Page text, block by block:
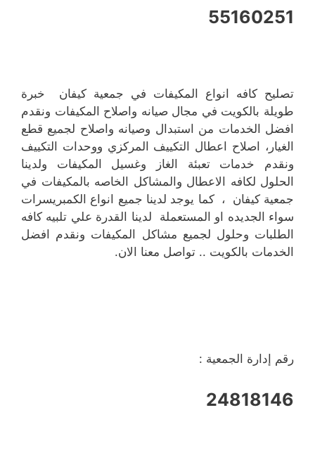
55160251
تصليح كافه انواع المكيفات في جمعية كيفان خبرة
طويلة بالكويت في مجال صيانه واصلاح المكيفات ونقدم
افضل الخدمات من استبدال وصيانه واصلاح لجميع قطع
الغيار، اصلاح اعطال التكييف المركزي ووحدات التكييف
ونقدم خدمات تعبئة الغاز وغسيل المكيفات ولدينا
الحلول لكافه الاعطال والمشاكل الخاصه بالمكيفات في
جمعية كيفان ، كما يوجد لدينا جميع انواع الكمبريسرات
سواء الجديده او المستعملة لدينا القدرة علي تلبيه كافه
الطلبات وحلول لجميع مشاكل المكيفات ونقدم افضل
الخدمات بالكويت .. تواصل معنا الان.
رقم إدارة الجمعية :
24818146